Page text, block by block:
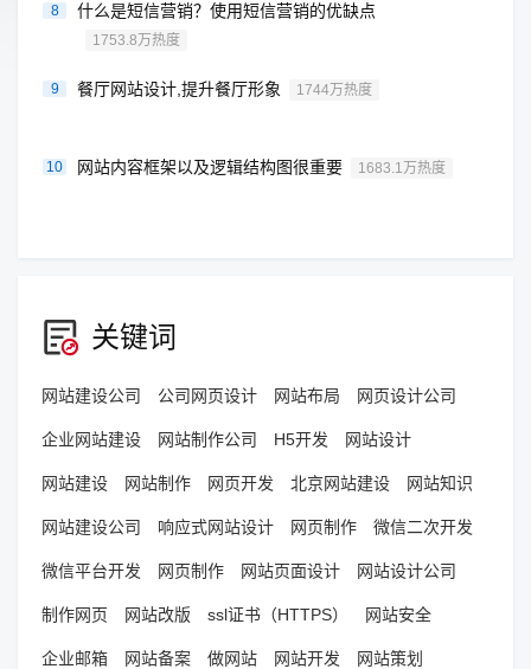
8 什么是短信营销？使用短信营销的优缺点
1753.8万热度
9 餐厅网站设计,提升餐厅形象 1744万热度
10 网站内容框架以及逻辑结构图很重要 1683.1万热度
关键词
网站建设公司 公司网页设计 网站布局 网页设计公司
企业网站建设 网站制作公司 H5开发 网站设计
网站建设 网站制作 网页开发 北京网站建设 网站知识
网站建设公司 响应式网站设计 网页制作 微信二次开发
微信平台开发 网页制作 网站页面设计 网站设计公司
制作网页 网站改版 ssl证书（HTTPS） 网站安全
企业邮箱 网站备案 做网站 网站开发 网站策划